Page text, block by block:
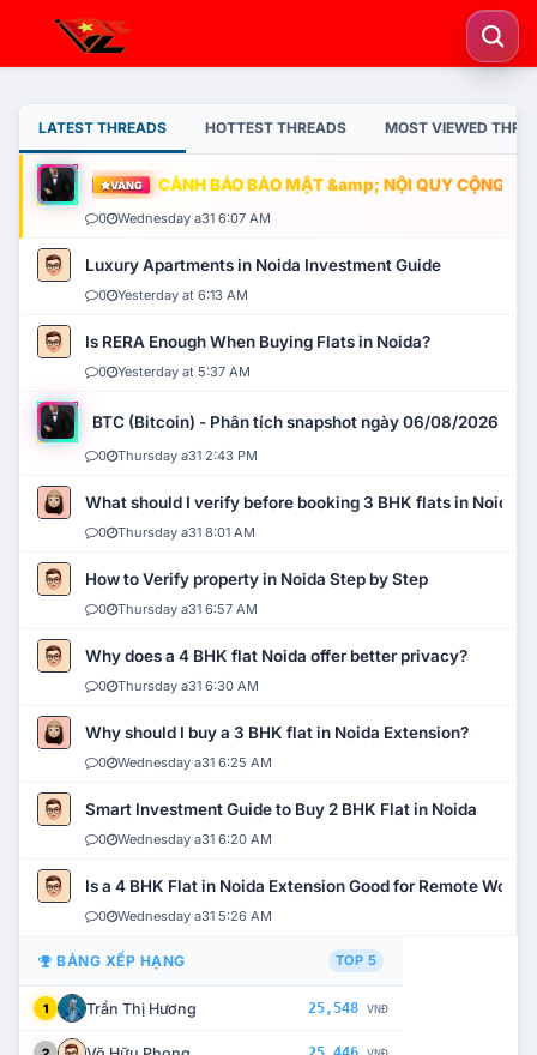
LATEST THREADS HOTTEST THREADS MOST VIEWED
VÀNG CẢNH BÁO BẢO MẬT &amp; NỘI QUY CỘNG
0 Wednesday a31 6:07 AM
Luxury Apartments in Noida Investment Guide
0 Yesterday at 6:13 AM
Is RERA Enough When Buying Flats in Noida?
0 Yesterday at 5:37 AM
BTC (Bitcoin) - Phân tích snapshot ngày 06/08/2026
0 Thursday a31 2:43 PM
What should I verify before booking 3 BHK flats in Noida?
0 Thursday a31 8:01 AM
How to Verify property in Noida Step by Step
0 Thursday a31 6:57 AM
Why does a 4 BHK flat Noida offer better privacy?
0 Thursday a31 6:30 AM
Why should I buy a 3 BHK flat in Noida Extension?
0 Wednesday a31 6:25 AM
Smart Investment Guide to Buy 2 BHK Flat in Noida
0 Wednesday a31 6:20 AM
Is a 4 BHK Flat in Noida Extension Good for Remote Work?
0 Wednesday a31 5:26 AM
BẢNG XẾP HẠNG TOP 5
1 Trần Thị Hương 25,548 VNĐ